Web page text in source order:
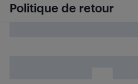
Politique de retour